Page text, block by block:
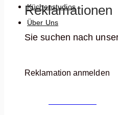
Küchenstudios
Über Uns
ÜBER UNS
Reklamationen
Sie suchen nach
Reklamation anmelden